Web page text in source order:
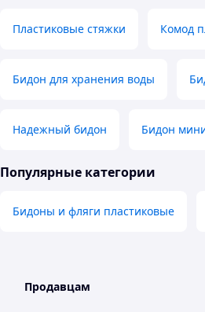
Пластиковые стяжки Комод
Бидон для хранения воды
Надежный бидон Бидон
Популярные категории
Бидоны и фляги пластиковые
Продавцам